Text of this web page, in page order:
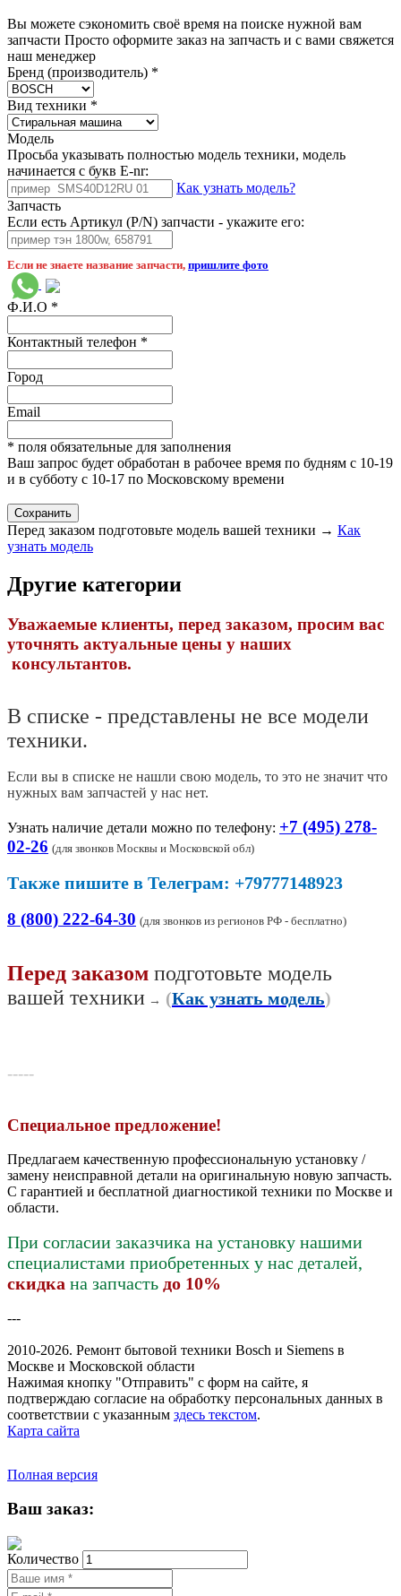
Вы можете сэкономить своё время на поиске нужной вам
запчасти Просто оформите заказ на запчасть и с вами свяжется
наш менеджер
Бренд (производитель) *
Вид техники *
Модель
Просьба указывать полностью модель техники, модель
начинается с букв E-nr:
Как узнать модель?
Запчасть
Если есть Артикул (P/N) запчасти - укажите его:
Если не знаете название запчасти, пришлите фото
Ф.И.О *
Контактный телефон *
Город
Email
* поля обязательные для заполнения
Ваш запрос будет обработан в рабочее время по будням с 10-19
и в субботу с 10-17 по Московскому времени
Перед заказом подготовьте модель вашей техники → Как
узнать модель
Другие категории
Уважаемые клиенты, перед заказом, просим вас
уточнять актуальные цены у наших
консультантов.
В списке - представлены не все модели
техники.
Если вы в списке не нашли свою модель, то это не значит что
нужных вам запчастей у нас нет.
Узнать наличие детали можно по телефону: +7 (495) 278-
02-26 (для звонков Москвы и Московской обл)
Также пишите в Телеграм: +79777148923
8 (800) 222-64-30 (для звонков из регионов РФ - бесплатно)
Перед заказом подготовьте модель
вашей техники → (Как узнать модель)
-----
Специальное предложение!
Предлагаем качественную профессиональную установку /
замену неисправной детали на оригинальную новую запчасть.
С гарантией и бесплатной диагностикой техники по Москве и
области.
При согласии заказчика на установку нашими
специалистами приобретенных у нас деталей,
скидка на запчасть до 10%
---
2010-2026. Ремонт бытовой техники Bosch и Siemens в
Москве и Московской области
Нажимая кнопку "Отправить" c форм на сайте, я
подтверждаю согласие на обработку персональных данных в
соответствии с указанным здесь текстом.
Карта сайта
Полная версия
Ваш заказ:
Количество